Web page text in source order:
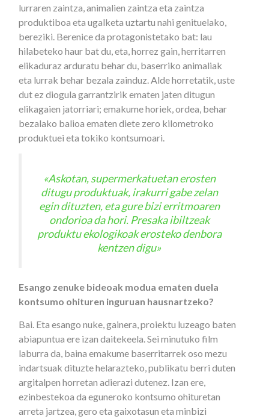
lurraren zaintza, animalien zaintza eta zaintza
produktiboa eta ugalketa uztartu nahi genituelako,
bereziki. Berenice da protagonistetako bat: lau
hilabeteko haur bat du, eta, horrez gain, herritarren
elikaduraz arduratu behar du, baserriko animaliak
eta lurrak behar bezala zainduz. Alde horretatik, uste
dut ez diogula garrantzirik ematen jaten ditugun
elikagaien jatorriari; emakume horiek, ordea, behar
bezalako balioa ematen diete zero kilometroko
produktuei eta tokiko kontsumoari.
«Askotan, supermerkatuetan erosten
ditugu produktuak, irakurri gabe zelan
egin dituzten, eta gure bizi erritmoaren
ondorioa da hori. Presaka ibiltzeak
produktu ekologikoak erosteko denbora
kentzen digu»
Esango zenuke bideoak modua ematen duela
kontsumo ohituren inguruan hausnartzeko?
Bai. Eta esango nuke, gainera, proiektu luzeago baten
abiapuntua ere izan daitekeela. Sei minutuko film
laburra da, baina emakume baserritarrek oso mezu
indartsuak dituzte helarazteko, publikatu berri duten
argitalpen horretan adierazi dutenez. Izan ere,
ezinbestekoa da eguneroko kontsumo ohituretan
arreta jartzea, gero eta gaixotasun eta minbizi